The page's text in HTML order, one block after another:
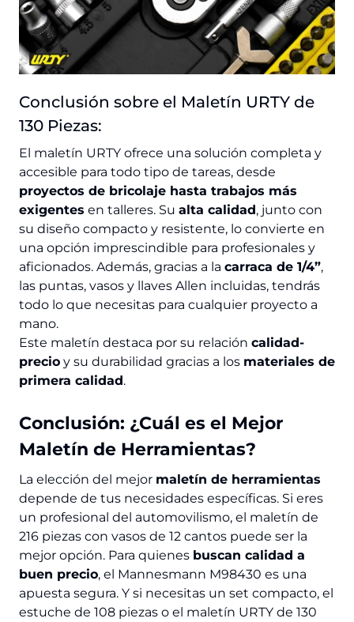
Conclusión sobre el Maletín URTY de
130 Piezas:
El maletín URTY ofrece una solución completa y
accesible para todo tipo de tareas, desde
proyectos de bricolaje hasta trabajos más
exigentes en talleres. Su alta calidad, junto con
su diseño compacto y resistente, lo convierte en
una opción imprescindible para profesionales y
aficionados. Además, gracias a la carraca de 1/4”,
las puntas, vasos y llaves Allen incluidas, tendrás
todo lo que necesitas para cualquier proyecto a
mano.
Este maletín destaca por su relación calidad-
precio y su durabilidad gracias a los materiales de
primera calidad.
Conclusión: ¿Cuál es el Mejor
Maletín de Herramientas?
La elección del mejor maletín de herramientas
depende de tus necesidades específicas. Si eres
un profesional del automovilismo, el maletín de
216 piezas con vasos de 12 cantos puede ser la
mejor opción. Para quienes buscan calidad a
buen precio, el Mannesmann M98430 es una
apuesta segura. Y si necesitas un set compacto, el
estuche de 108 piezas o el maletín URTY de 130